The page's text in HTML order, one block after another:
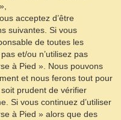
acceptez d’être
suivantes. Si vous
de toutes les
et/ou n’utilisez pas
à Pied ». Nous pouvons
et nous ferons tout pour
prudent de vérifier
Si vous continuez d’utiliser
à Pied » alors que des